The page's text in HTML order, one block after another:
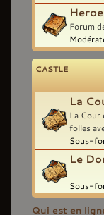
Forum
CASTLE
La
La Cour
folles
Sous-
Le
Sous-
Qui est en